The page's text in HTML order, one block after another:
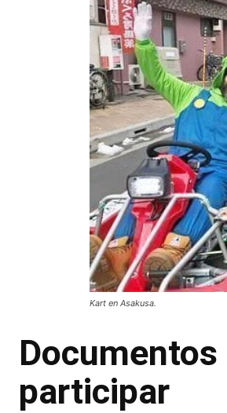
Kart en Asakusa.
participar